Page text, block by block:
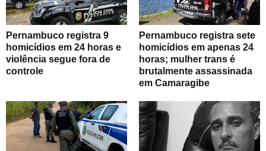
Pernambuco registra 9
homicídios em 24 horas e
violência segue fora de
controle
Pernambuco registra sete
homicídios em apenas 24
horas; mulher trans é
brutalmente assassinada
em Camaragibe